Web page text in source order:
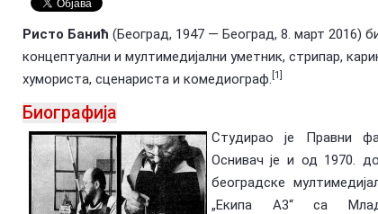
In memoriam: Зоран Ковачевић (1955-
Предлагање кандидата за тзв.
Националне пензије у издаваштву —
Посебна признања Владе Репу…
Ристо Банић (Београд, 1947 — Београд, 8. март 2016)
концептуални и мултимедијални уметник, стрипар,
хумориста, сценариста и комедиограф. [1]
Биографија
Студирао је Правни
Оснивач је и од 1970.
београдске
„Екипа А3“ са